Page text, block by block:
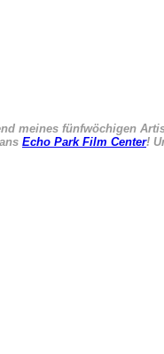
meines fünfwöchigen
Echo Park Film Center!